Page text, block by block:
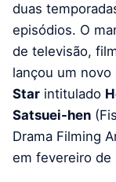
duas
episódios. O
de televisão,
lançou um
Star intitulado
Satsuei-hen
Drama Filming
em fevereiro de